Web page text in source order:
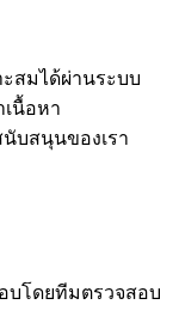
สมได้ผ่านระบบ
นื้อหา
บสนุนของเรา
บโดยทีมตรวจสอบ